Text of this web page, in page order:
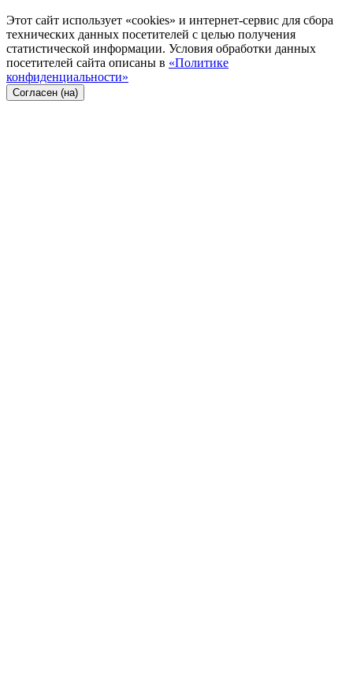
Этот сайт использует «cookies» и интернет-сервис для сбора
технических данных посетителей с целью получения
статистической информации. Условия обработки данных
посетителей сайта описаны в «Политике
конфиденциальности»
Согласен (на)